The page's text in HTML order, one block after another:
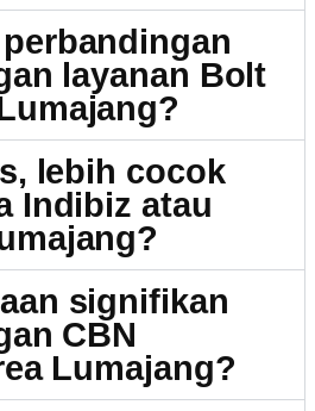
layanan Bolt
lebih cocok
Indibiz atau
signifikan
CBN
Lumajang?